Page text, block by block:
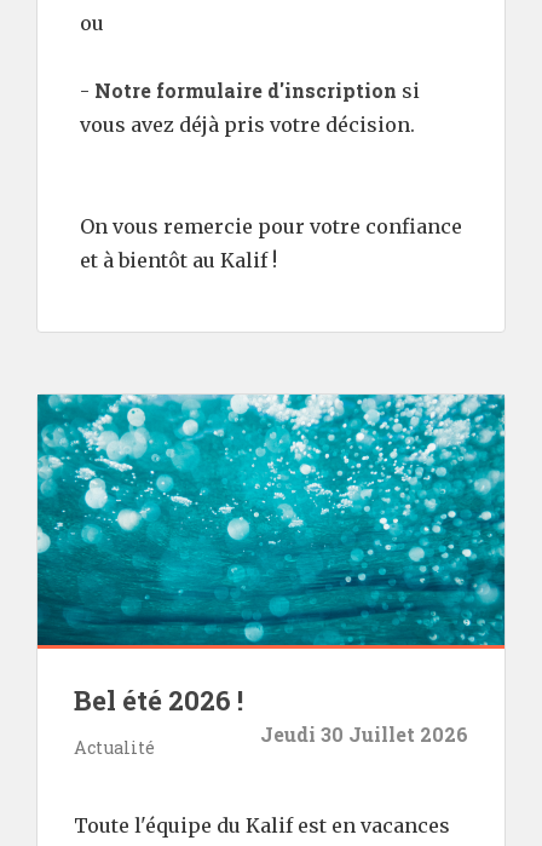
ou
- Notre formulaire d'inscription si
vous avez déjà pris votre décision.
On vous remercie pour votre confiance
et à bientôt au Kalif !
Bel été 2026 !
Actualité
Jeudi 30 Juillet 2026
Toute l'équipe du Kalif est en vacances